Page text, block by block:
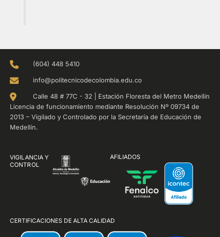
(604) 448 5410
info@politecnicodecolombia.edu.co
Calle 48 # 77C - 32 | Estación Floresta del Metro Medellín
Licencia de funcionamiento mediante Resolución Nº 09734 de
2013 – Vigilado y Controlado por la Secretaría de Educación de
Medellín.
VIGILANCIA Y
CONTROL
AFILIADOS
CERTIFICACIONES DE ALTA CALIDAD